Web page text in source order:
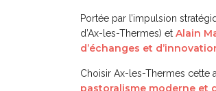
Portée par l’impulsion
d’Ax-les-Thermes) et Alain
d’échanges et
Choisir Ax-les-Thermes cette
pastoralisme moderne et